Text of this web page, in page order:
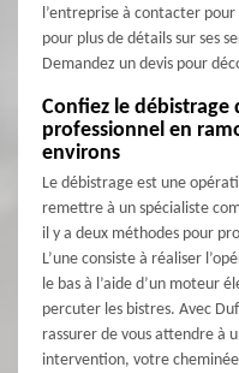
l’entreprise à contacter
pour plus de détails sur ses
Demandez un devis pour
Confiez le
professionnel en
environs
Le débistrage est une
remettre à un spécialiste
il y a deux méthodes pour
L’une consiste à réaliser
le bas à l’aide d’un moteur
percuter les bistres. Avec
rassurer de vous attendre à
intervention, votre